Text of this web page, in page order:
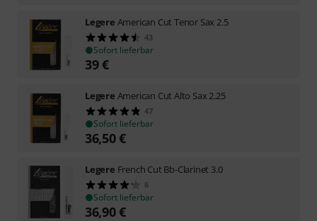
Legere American Cut Tenor Sax 2.5
43
Sofort lieferbar
39€
Legere American Cut Alto Sax 2.25
47
Sofort lieferbar
36,50€
Legere French Cut Bb-Clarinet 3.0
6
Sofort lieferbar
36,90€